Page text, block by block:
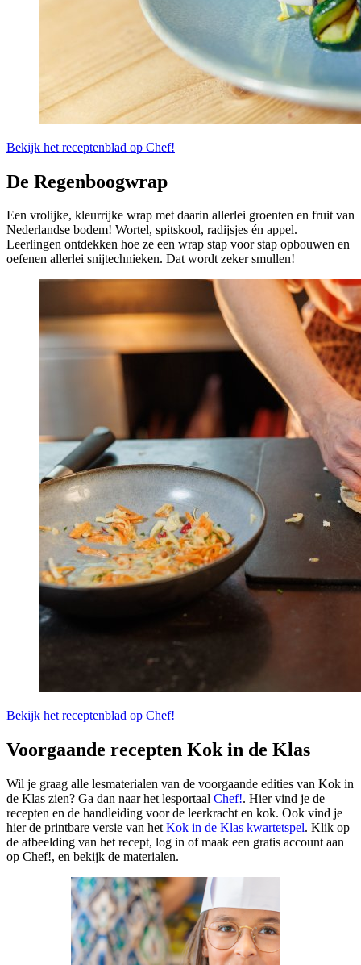
Bekijk het receptenblad op Chef!
De Regenboogwrap
Een vrolijke, kleurrijke wrap met daarin allerlei groenten en fruit van
Nederlandse bodem! Wortel, spitskool, radijsjes én appel.
Leerlingen ontdekken hoe ze een wrap stap voor stap opbouwen en
oefenen allerlei snijtechnieken. Dat wordt zeker smullen!
Bekijk het receptenblad op Chef!
Voorgaande recepten Kok in de Klas
Wil je graag alle lesmaterialen van de voorgaande edities van Kok in
de Klas zien? Ga dan naar het lesportaal Chef!. Hier vind je de
recepten en de handleiding voor de leerkracht en kok. Ook vind je
hier de printbare versie van het Kok in de Klas kwartetspel. Klik op
de afbeelding van het recept, log in of maak een gratis account aan
op Chef!, en bekijk de materialen.